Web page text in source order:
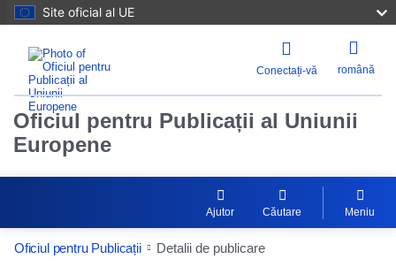
Site oficial al UE
Conectați-vă română
Oficiul pentru Publicații al Uniunii
Europene
Ajutor Căutare Meniu
Oficiul pentru Publicații Detalii de publicare